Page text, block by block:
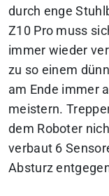
durch enge
Z10 Pro muss
immer wieder
zu so einem
am Ende immer
meistern.
dem Roboter
verbaut 6
Absturz